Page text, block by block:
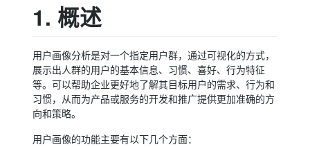
1. 概述
用户画像分析是对一个指定用户群，通过可视化的方式，
展示出人群的用户的基本信息、习惯、喜好、行为特征
等。可以帮助企业更好地了解其目标用户的需求、行为和
习惯，从而为产品或服务的开发和推广提供更加准确的方
向和策略。
用户画像的功能主要有以下几个方面：